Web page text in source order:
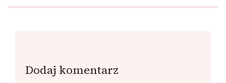
Dodaj komentarz